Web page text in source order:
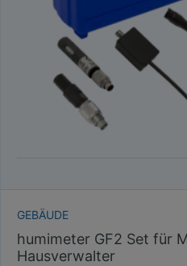
GEBÄUDE
humimeter GF2 Set für
Hausverwalter